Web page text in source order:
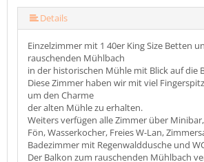
Details
Einzelzimmer mit 1 40er King Size Betten
rauschenden Mühlbach
in der historischen Mühle mit Blick auf die
Diese Zimmer haben wir mit viel
um den Charme
der alten Mühle zu erhalten.
Weiters verfügen alle Zimmer über
Fön, Wasserkocher, Freies W-Lan,
Badezimmer mit Regenwalddusche und
Der Balkon zum rauschenden Mühlbach